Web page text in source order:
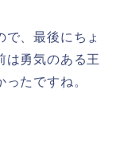
で、最後にちょ
は勇気のある王
たですね。